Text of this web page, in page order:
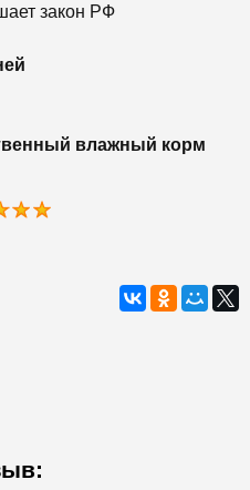
закон РФ
влажный корм